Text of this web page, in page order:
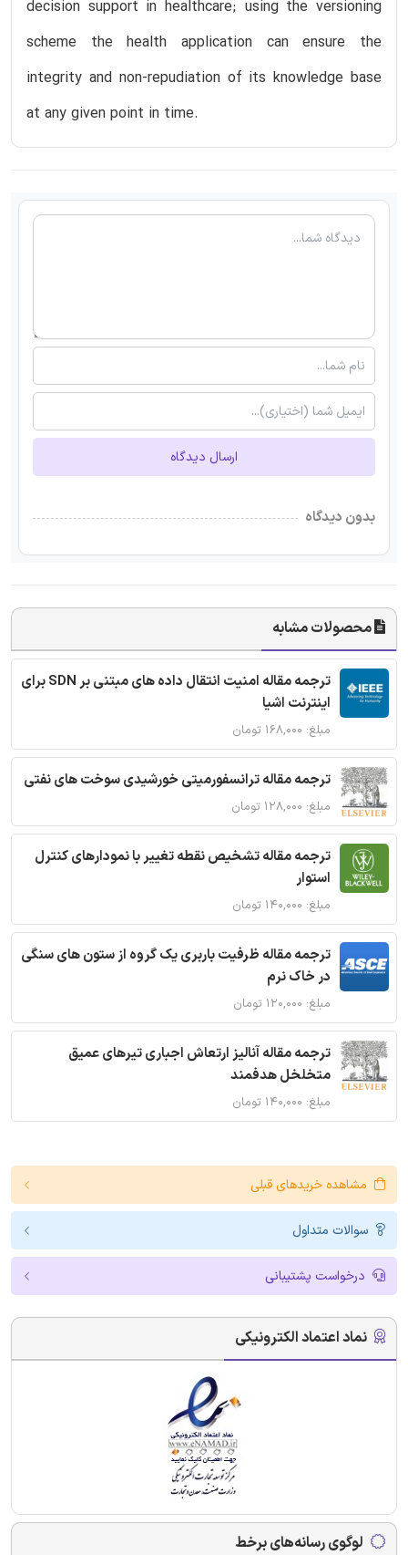
decision support in healthcare; using the versioning
scheme the health application can ensure the
integrity and non-repudiation of its knowledge base
at any given point in time.
ارسال دیدگاه
بدون دیدگاه
محصولات مشابه
ترجمه مقاله امنیت انتقال داده های مبتنی بر SDN برای
اینترنت اشیا
مبلغ: ۱۶۸,۰۰۰ تومان
ترجمه مقاله ترانسفورمیتی خورشیدی سوخت های نفتی
مبلغ: ۱۲۸,۰۰۰ تومان
ترجمه مقاله تشخیص نقطه تغییر با نمودارهای کنترل
استوار
مبلغ: ۱۴۰,۰۰۰ تومان
ترجمه مقاله ظرفیت باربری یک گروه از ستون های سنگی
در خاک نرم
مبلغ: ۱۲۰,۰۰۰ تومان
ترجمه مقاله آنالیز ارتعاش اجباری تیرهای عمیق
متخلخل هدفمند
مبلغ: ۱۴۰,۰۰۰ تومان
مشاهده خریدهای قبلی
سوالات متداول
درخواست پشتیبانی
نماد اعتماد الکترونیکی
لوگوی رسانه‌های برخط